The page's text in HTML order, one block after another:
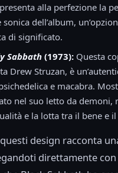
alla perfezione la
dell’album,
di significato.
Sabbath (1973): Questa
Drew Struzan, è
e macabra.
nel suo letto da demoni,
e la lotta tra il bene e il
design racconta
direttamente con